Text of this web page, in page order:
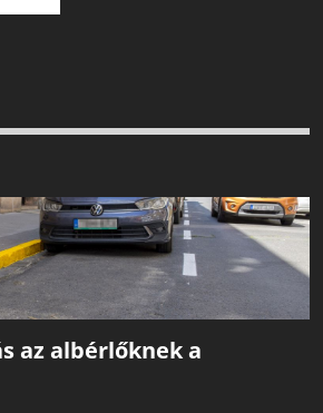
az albérlőknek a